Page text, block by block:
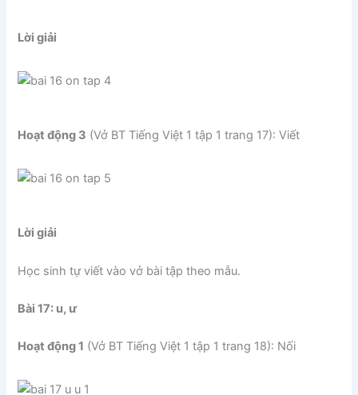
Lời giải
Hoạt động 3 (Vở BT Tiếng Việt 1 tập 1 trang 17): Viết
Lời giải
Học sinh tự viết vào vở bài tập theo mẫu.
Bài 17: u, ư
Hoạt động 1 (Vở BT Tiếng Việt 1 tập 1 trang 18): Nối